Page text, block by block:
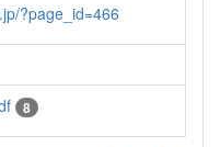
?page_id=466
8